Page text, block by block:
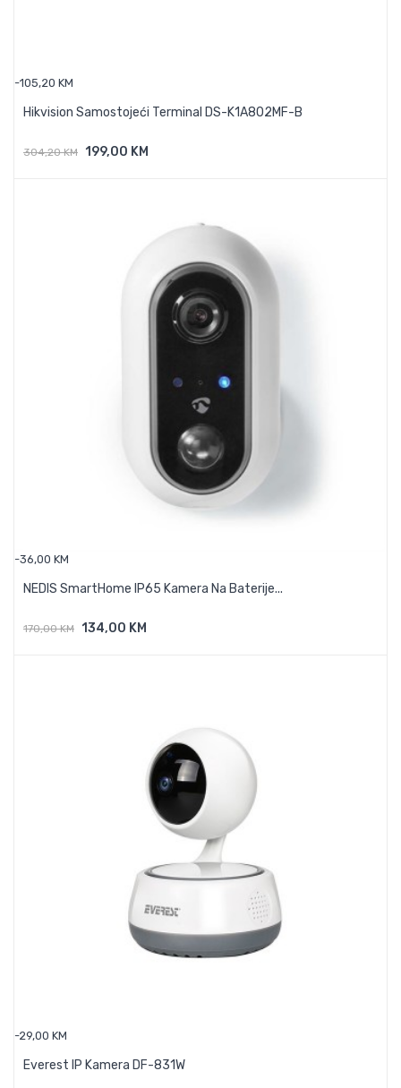
-105,20 KM
Hikvision Samostojeći Terminal DS-K1A802MF-B
304,20 KM 199,00 KM
Dodaj U Košaricu
-36,00 KM
NEDIS SmartHome IP65 Kamera Na Baterije...
170,00 KM 134,00 KM
Dodaj U Košaricu
-29,00 KM
Everest IP Kamera DF-831W